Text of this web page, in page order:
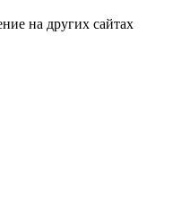
на других сайтах